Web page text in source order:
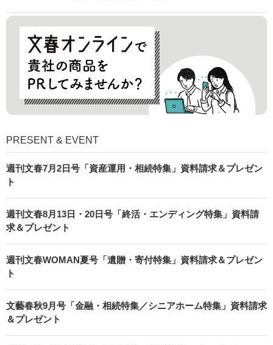
PRESENT & EVENT
週刊文春7月2日号「資産運用・相続特集」資料請求＆プレゼン
ト
週刊文春8月13日・20日号「終活・エンディング特集」資料請
求＆プレゼント
週刊文春WOMAN夏号「遺贈・寄付特集」資料請求＆プレゼン
ト
文藝春秋9月号「金融・相続特集／シニアホーム特集」資料請求
＆プレゼント